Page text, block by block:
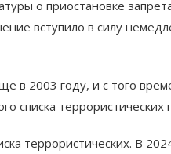
о приостановке
вступило в силу
в 2003 году, и с того
списка террористических
террористических. В